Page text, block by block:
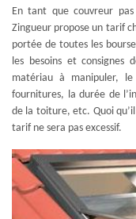
En tant que couvreur
Zingueur propose un tarif
portée de toutes les
les besoins et consignes
matériau à manipuler,
fournitures, la durée de
de la toiture, etc. Quoi
tarif ne sera pas excessif.